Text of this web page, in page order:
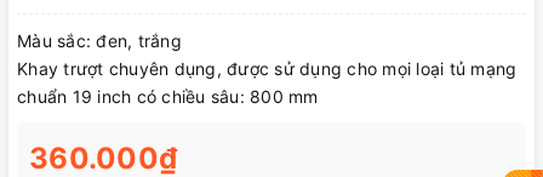
Màu sắc: đen, trắng
Khay trượt chuyên dụng, được sử dụng cho mọi loại tủ mạng
chuẩn 19 inch có chiều sâu: 800 mm
360.000₫